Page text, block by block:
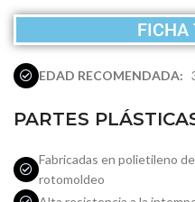
FICHA
EDAD RECOMENDADA:
PARTES
Fabricadas en polietileno
rotomoldeo